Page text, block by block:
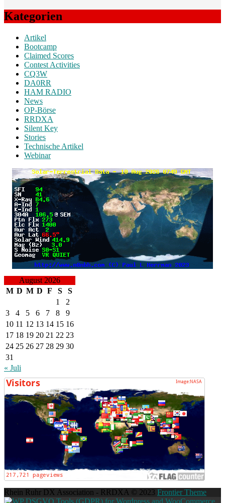
Kategorien
Artikel
Bootcamp
Claimed Scores
Contest Activities
CQ3W
DA0RR
HAM RADIO
News
OP-Börse
RRDXA
Silent Key
Stories
Technische Artikel
Webinar
August 2026
M D M D F S
S
1
2
3
4 5 6 7 8
9
10 11 12 13 14 15 16
17 18 19 20 21 22 23
24 25 26 27 28 29 30
31
« Juli
Rhein Ruhr DX Association - RRDXA © 2023 Frontier Theme